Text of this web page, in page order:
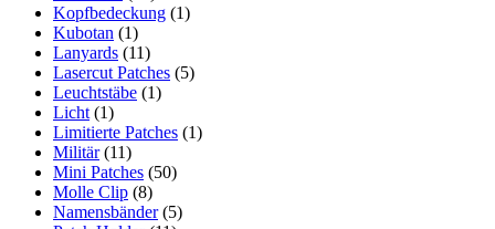
Kopfbedeckung (1)
Kubotan (1)
Lanyards (11)
Lasercut Patches (5)
Leuchtstäbe (1)
Licht (1)
Limitierte Patches (1)
Militär (11)
Mini Patches (50)
Molle Clip (8)
Namensbänder (5)